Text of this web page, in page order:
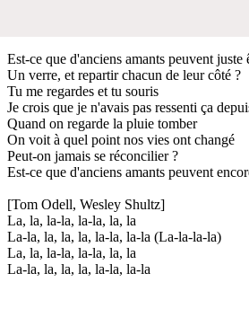
Est-ce que d'anciens amants peuvent juste
Un verre, et repartir chacun de leur côté ?
Tu me regardes et tu souris
Je crois que je n'avais pas ressenti ça
Quand on regarde la pluie tomber
On voit à quel point nos vies ont changé
Peut-on jamais se réconcilier ?
Est-ce que d'anciens amants peuvent
[Tom Odell, Wesley Shultz]
La, la, la-la, la-la, la, la
La-la, la, la, la, la-la, la-la (La-la-la-la)
La, la, la-la, la-la, la, la
La-la, la, la, la, la-la, la-la